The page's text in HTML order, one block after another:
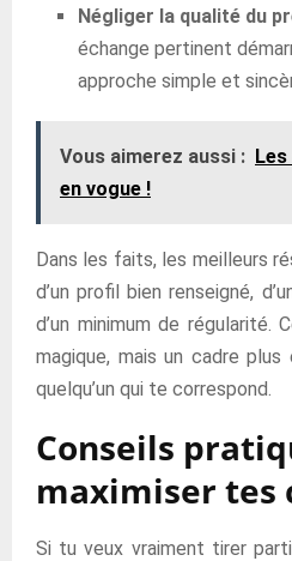
Négliger la qualité du
échange pertinent
approche simple et
Vous aimerez aussi :
en vogue !
Dans les faits, les meilleurs
d’un profil bien renseigné,
d’un minimum de régularité.
magique, mais un cadre
quelqu’un qui te correspond.
Conseils
maximiser tes
Si tu veux vraiment tirer parti